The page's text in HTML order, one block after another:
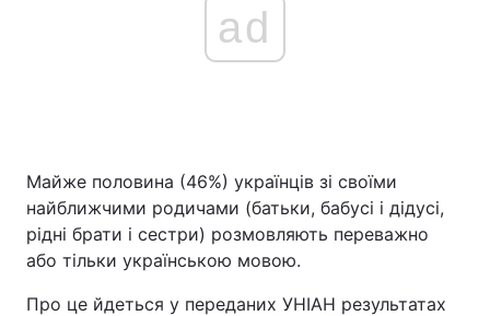
ad
Майже половина (46%) українців зі своїми
найближчими родичами (батьки, бабусі і дідусі,
рідні брати і сестри) розмовляють переважно
або тільки українською мовою.
Про це йдеться у переданих УНІАН результатах